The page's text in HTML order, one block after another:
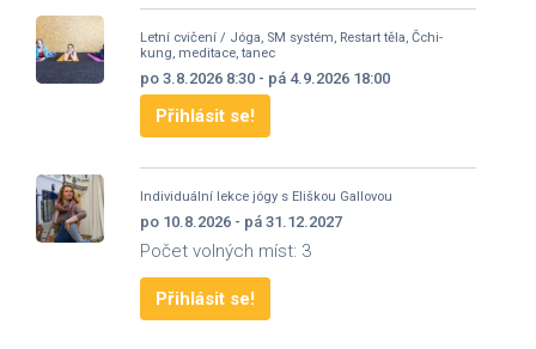
Letní cvičení / Jóga, SM systém, Restart těla, Čchi-
kung, meditace, tanec
po 3.8.2026 8:30 - pá 4.9.2026 18:00
Přihlásit se!
Individuální lekce jógy s Eliškou Gallovou
po 10.8.2026 - pá 31.12.2027
Počet volných míst: 3
Přihlásit se!